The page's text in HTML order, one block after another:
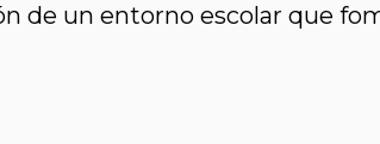
de un entorno escolar que